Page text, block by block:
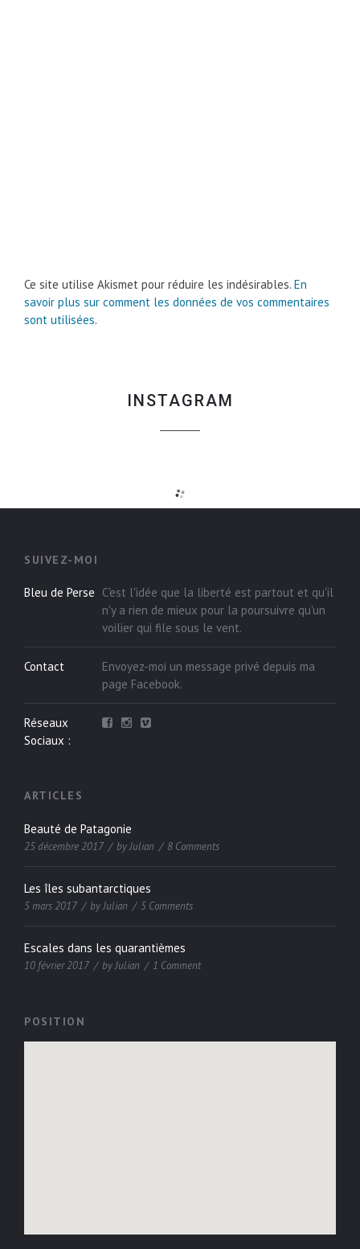
Ce site utilise Akismet pour réduire les indésirables. En
savoir plus sur comment les données de vos commentaires
sont utilisées.
INSTAGRAM
SUIVEZ-MOI
Bleu de Perse C'est l'idée que la liberté est partout et qu'il
n'y a rien de mieux pour la poursuivre qu'un
voilier qui file sous le vent.
Contact
Envoyez-moi un message privé depuis ma
page Facebook.
Réseaux
Sociaux :
ARTICLES
Beauté de Patagonie
25 décembre 2017 byJulian 8 Comments
Les îles subantarctiques
5 mars 2017 byJulian 5 Comments
Escales dans les quarantièmes
10 février 2017 byJulian 1 Comment
POSITION